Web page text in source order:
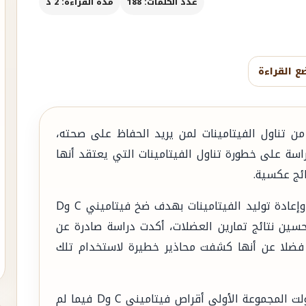
القراءة
تناول الفيتامينات لمن يريد الحفاظ على صحته،
على خطورة تناول الفيتامينات التي يعتقد أنها
عكسية.
فالأقراص التي يأخذها الرياضيون لبناء العضلات وإعادة توليد الفيتامينات بهدف ضخ فيتاميني C وD
نتائج تمارين العضلات، أكدت دراسة صادرة عن
عن أنها كشفت محاذير خطيرة لاستخدام تلك
وقسمت الدراسة المشاركين إلى مجموعتين، تناولت المجموعة الأولى أقراص فيتاميني C وD فيما لم